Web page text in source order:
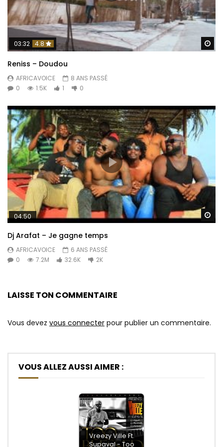
03:32 4.8
Reniss – Doudou
AFRICAVOICE
8 ANS PASSÉ
0
1.5K 1 0
04:50
Dj Arafat – Je gagne temps
AFRICAVOICE
6 ANS PASSÉ
0
7.2M 32.6K 2K
LAISSE TON COMMENTAIRE
Vous devez vous connecter pour publier un commentaire.
VOUS ALLEZ AUSSI AIMER :
Vreezy Ville Ft.
Supaval - Too